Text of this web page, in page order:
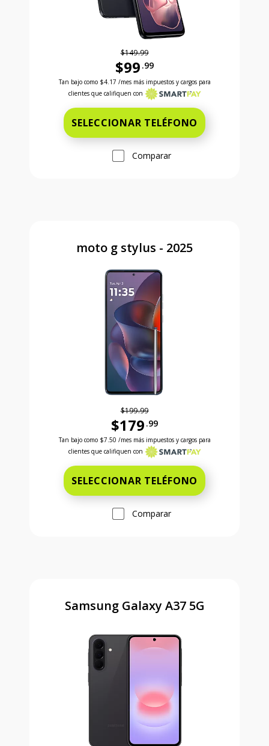
$149.99
$99 .99
Antes el precio era 149 dollars and 99 cents
Tan bajo como $4.17 /mes más impuestos y cargos para
clientes que califiquen con
SELECCIONAR TELÉFONO
Comparar
moto g stylus - 2025
$199.99
$179 .99
Antes el precio era 199 dollars and 99 cents
Tan bajo como $7.50 /mes más impuestos y cargos para
clientes que califiquen con
SELECCIONAR TELÉFONO
Comparar
Samsung Galaxy A37 5G